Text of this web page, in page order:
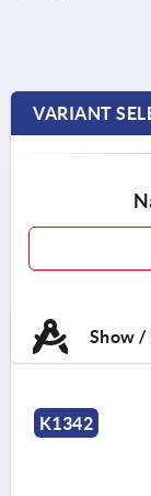
VARIANT
Show /
K1342